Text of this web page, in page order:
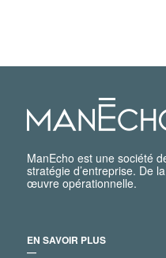
ManEcho est une société
stratégie d’entreprise. De
œuvre opérationnelle.
EN SAVOIR PLUS
―